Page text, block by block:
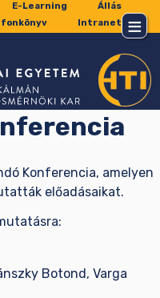
E-Learning
Állás
Intranet
Konferencia, amelyen
előadásaikat.
Botond, Varga